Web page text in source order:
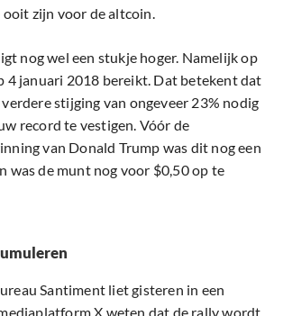
zijn voor de altcoin.
nog wel een stukje hoger. Namelijk op
4 januari 2018 bereikt. Dat betekent dat
stijging van ongeveer 23% nodig
record te vestigen. Vóór de
van Donald Trump was dit nog een
was de munt nog voor $0,50 op te
Santiment liet gisteren in een
X weten dat de rally wordt